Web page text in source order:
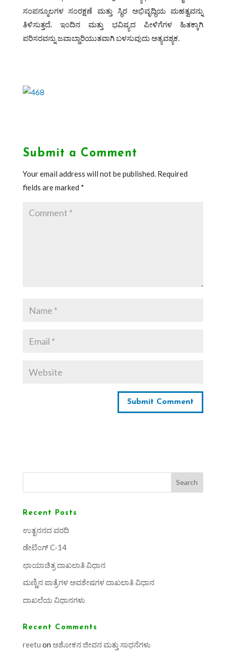
ಸಂಪನ್ಮೂಲಗಳ ಸಂರಕ್ಷಣೆ ಮತ್ತು ಸ್ಥಿರ ಅಭಿವೃದ್ಧಿಯ ಮಹತ್ವವನ್ನು
ತಿಳಿಸುತ್ತದೆ. ಇಂದಿನ ಮತ್ತು ಭವಿಷ್ಯದ ಪೀಳಿಗೆಗಳ ಹಿತಕ್ಕಾಗಿ
ಪರಿಸರವನ್ನು ಜವಾಬ್ದಾರಿಯುತವಾಗಿ ಬಳಸುವುದು ಅತ್ಯವಶ್ಯಕ.
Submit a Comment
Your email address will not be published. Required
fields are marked *
Search
Recent Posts
ಉತ್ಖನನದ ವರದಿ
ಡೇಟಿಂಗ್ C-14
ಛಾಯಾಚಿತ್ರ ದಾಖಲಾತಿ ವಿಧಾನ
ಮಣ್ಣಿನ ಪಾತ್ರೆಗಳ ಅವಶೇಷಗಳ ದಾಖಲಾತಿ ವಿಧಾನ
ದಾಖಲೆಯ ವಿಧಾನಗಳು
Recent Comments
reetu on ಅಶೋಕನ ಜೀವನ ಮತ್ತು ಸಾಧನೆಗಳು